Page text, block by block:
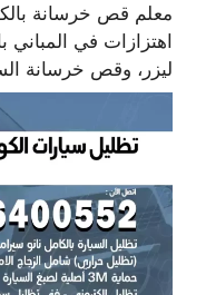
معلم قص خرسانة
اهتزازات في
ليزر، وقص خرسانة